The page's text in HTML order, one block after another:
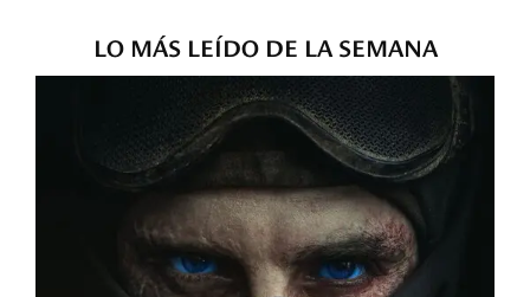
LO MÁS LEÍDO DE LA SEMANA